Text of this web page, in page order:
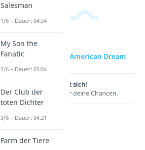
zur Videoseite: American Dream
Lernen lohnt sich!
Entdecke hier deine Chancen.
Salesman
1/6 – Dauer: 04:34
My Son the
Fanatic
2/6 – Dauer: 05:04
Der Club der
toten Dichter
3/6 – Dauer: 04:21
Farm der Tiere